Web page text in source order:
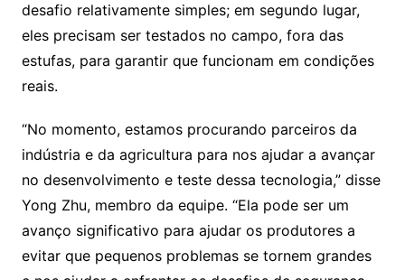
desafio relativamente simples; em segundo lugar,
eles precisam ser testados no campo, fora das
estufas, para garantir que funcionam em condições
reais.
“No momento, estamos procurando parceiros da
indústria e da agricultura para nos ajudar a avançar
no desenvolvimento e teste dessa tecnologia,” disse
Yong Zhu, membro da equipe. “Ela pode ser um
avanço significativo para ajudar os produtores a
evitar que pequenos problemas se tornem grandes